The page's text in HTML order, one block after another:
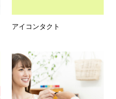
アイコンタクト